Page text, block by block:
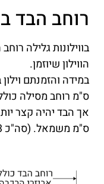
רוחב הבד
הווילון שיוזמן.
ס"מ רוחב מסילה
ס"מ משמאל. (סה"כ 3 עד 4 ס"מ פחות).